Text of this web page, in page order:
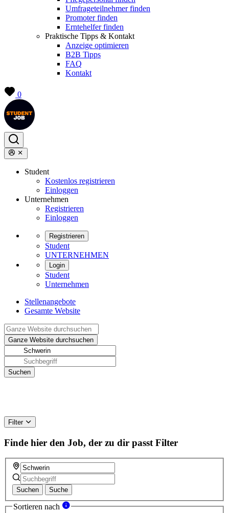
Umfrageteilnehmer finden
Promoter finden
Erntehelfer finden
Praktische Tipps & Kontakt
Anzeige optimieren
B2B Tipps
FAQ
Kontakt
0
Student
Kostenlos registrieren
Einloggen
Unternehmen
Registrieren
Einloggen
Registrieren
Student
UNTERNEHMEN
Login
Student
Unternehmen
Stellenangebote
Gesamte Website
Filter
Finde hier den Job, der zu dir passt Filter
Suchen Suche
Sortieren nach